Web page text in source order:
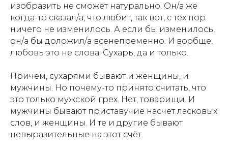
изобразить не сможет натурально. Он/а же
когда-то сказал/а, что любит, так вот, с тех пор
ничего не изменилось. А если бы изменилось,
он/а бы доложил/а всенепременно. И вообще,
любовь это не слова. Сухарь, да и только.
Причем, сухарями бывают и женщины, и
мужчины. Но почему-то принято считать, что
это только мужской грех. Нет, товарищи. И
мужчины бывают приставучие насчет ласковых
слов, и женщины. И те и другие бывают
невыразительные на этот счёт.